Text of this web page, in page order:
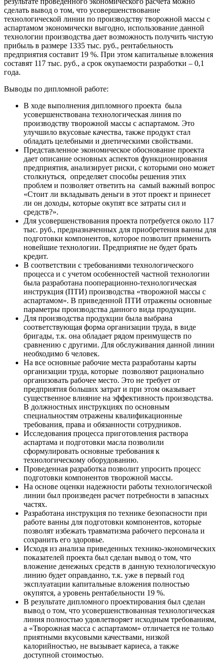
сделать вывод о том, что усовершенствование
технологической линии по производству творожной массы с
аспартамом экономически выгодно, использование данной
технологии производства дает возможность получить чистую
прибыль в размере 1335 тыс. руб., рентабельность
предприятия составит 19 %. При этом капитальные вложения
составят 117 тыс. руб., а срок окупаемости разработки – 0,1
года.
Выводы по дипломной работе:
В ходе выполнения дипломного проекта была
усовершенствована технологическая линия по
производству творожной массы с аспартамом. Это
улучшило вкусовые качества, также продукт стал
обладать целебными и диетическими свойствами.
Представленное экономическое обоснование проекта
дает описание основных аспектов функционирования
предприятия, анализирует риски, с которыми оно может
столкнуться, определяет способы решения этих
проблем и позволяет ответить на самый важный вопрос
«Стоит ли вкладывать деньги в этот проект и принесет
ли он доходы, которые окупят все затраты сил и
средств?».
Для усовершенствования проекта потребуется около 117
тыс. руб., предназначенных для приобретения ванны для
подготовки компонентов, которое позволит применить
новейшие технологии. Предприятие не будет брать
кредит.
В соответствии с требованиями технологического
процесса и с учетом особенностей частной технологии
была разработана пооперационно-технологическая
инструкция (ПТИ) производства «творожной массы с
аспартамом». В приведенной ПТИ отражены основные
параметры производства данного вида продукции.
Для производства продукции была выбрана
соответствующая форма организации труда, в виде
бригады, т.к. она обладает рядом преимуществ по
сравнению с другими. Для обслуживания данной линии
необходимо 6 человек.
На все основные рабочие места разработаны карты
организации труда, которые позволяют рационально
организовать рабочее место. Это не требует от
предприятия больших затрат и при этом оказывает
существенное влияние на эффективность производства.
В должностных инструкциях по основным
специальностям отражены квалификационные
требования, права и обязанности сотрудников.
Исследования процесса приготовления раствора
аспартама и подготовки масла позволили
сформулировать основные требования к
технологическому оборудованию.
Проведенная разработка позволит упросить процесс
подготовки компонентов творожной массы.
На основе оценки надежности работы технологической
линии был произведен расчет потребности в запасных
частях.
Разработана инструкция по технике безопасности при
работе ванны для подготовки компонентов, которые
позволят избежать травматизма рабочего персонала и
сохранить его здоровье.
Исходя из анализа приведенных технико-экономических
показателей проекта был сделан вывод о том, что
вложение денежных средств в данную технологическую
линию будет оправданно, т.к. уже в первый год
эксплуатации капитальные вложения полностью
окупятся, а уровень рентабельности 19 %.
В результате дипломного проектирования был сделан
вывод о том, что усовершенствованная технологическая
линия полностью удовлетворяет исходным требованиям,
а «Творожная масса с аспартамом» отличается не только
приятными вкусовыми качествами, низкой
калорийностью, не вызывает кариеса, а также
доступной стоимостью.